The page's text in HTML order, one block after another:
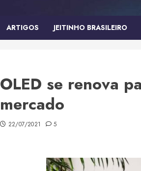
ARTIGOS JEITINHO BRASILEIRO
OLED se renova
mercado
22/07/2021 5